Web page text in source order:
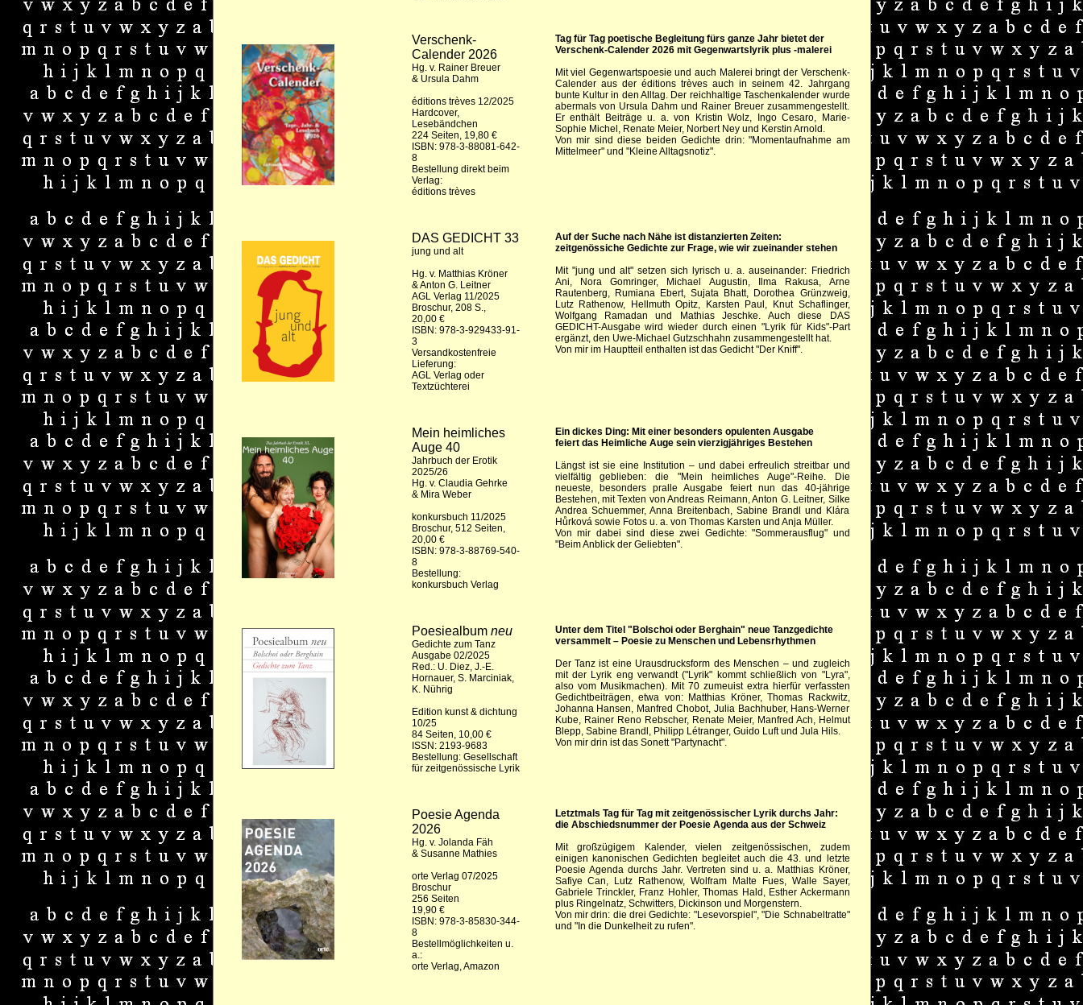
Verschenk-
Calender 2026
Hg. v. Rainer Breuer
& Ursula Dahm
éditions trèves 12/2025
Hardcover,
Lesebändchen
224 Seiten, 19,80 €
ISBN: 978-3-88081-642-
8
Bestellung direkt beim
Verlag:
éditions trèves
Tag für Tag poetische Begleitung fürs ganze Jahr bietet der
Verschenk-Calender 2026 mit Gegenwartslyrik plus -malerei
Mit viel Gegenwartspoesie und auch Malerei bringt der Verschenk-
Calender aus der éditions trèves auch in seinem 42. Jahrgang
bunte Kultur in den Alltag. Der reichhaltige Taschenkalender wurde
abermals von Ursula Dahm und Rainer Breuer zusammengestellt.
Er enthält Beiträge u. a. von Kristin Wolz, Ingo Cesaro, Marie-
Sophie Michel, Renate Meier, Norbert Ney und Kerstin Arnold.
Von mir sind diese beiden Gedichte drin: "Momentaufnahme am
Mittelmeer" und "Kleine Alltagsnotiz".
DAS GEDICHT 33
jung und alt
Hg. v. Matthias Kröner
& Anton G. Leitner
AGL Verlag 11/2025
Broschur, 208 S.,
20,00 €
ISBN: 978-3-929433-91-
3
Versandkostenfreie
Lieferung:
AGL Verlag oder
Textzüchterei
Auf der Suche nach Nähe ist distanzierten Zeiten:
zeitgenössiche Gedichte zur Frage, wie wir zueinander stehen
Mit "jung und alt" setzen sich lyrisch u. a. auseinander: Friedrich
Ani, Nora Gomringer, Michael Augustin, Ilma Rakusa, Arne
Rautenberg, Rumiana Ebert, Sujata Bhatt, Dorothea Grünzweig,
Lutz Rathenow, Hellmuth Opitz, Karsten Paul, Knut Schaflinger,
Wolfgang Ramadan und Mathias Jeschke. Auch diese DAS
GEDICHT-Ausgabe wird wieder durch einen "Lyrik für Kids"-Part
ergänzt, den Uwe-Michael Gutzschhahn zusammengestellt hat.
Von mir im Hauptteil enthalten ist das Gedicht "Der Kniff".
Mein heimliches
Auge 40
Jahrbuch der Erotik
2025/26
Hg. v. Claudia Gehrke
& Mira Weber
konkursbuch 11/2025
Broschur, 512 Seiten,
20,00 €
ISBN: 978-3-88769-540-
8
Bestellung:
konkursbuch Verlag
Ein dickes Ding: Mit einer besonders opulenten Ausgabe
feiert das Heimliche Auge sein vierzigjähriges Bestehen
Längst ist sie eine Institution – und dabei erfreulich streitbar und
vielfältig geblieben: die "Mein heimliches Auge"-Reihe. Die
neueste, besonders pralle Ausgabe feiert nun das 40-jährige
Bestehen, mit Texten von Andreas Reimann, Anton G. Leitner, Silke
Andrea Schuemmer, Anna Breitenbach, Sabine Brandl und Klára
Hůrková sowie Fotos u. a. von Thomas Karsten und Anja Müller.
Von mir dabei sind diese zwei Gedichte: "Sommerausflug" und
"Beim Anblick der Geliebten".
Poesiealbum neu
Gedichte zum Tanz
Ausgabe 02/2025
Red.: U. Diez, J.-E.
Hornauer, S. Marciniak,
K. Nührig
Edition kunst & dichtung
10/25
84 Seiten, 10,00 €
ISSN: 2193-9683
Bestellung: Gesellschaft
für zeitgenössische Lyrik
Unter dem Titel "Bolschoi oder Berghain" neue Tanzgedichte
versammelt – Poesie zu Menschen und Lebensrhythmen
Der Tanz ist eine Urausdrucksform des Menschen – und zugleich
mit der Lyrik eng verwandt ("Lyrik" kommt schließlich von "Lyra",
also vom Musikmachen). Mit 70 zumeuist extra hierfür verfassten
Gedichtbeiträgen, etwa von: Matthias Kröner, Thomas Rackwitz,
Johanna Hansen, Manfred Chobot, Julia Bachhuber, Hans-Werner
Kube, Rainer Reno Rebscher, Renate Meier, Manfred Ach, Helmut
Blepp, Sabine Brandl, Philipp Létranger, Guido Luft und Jula Hils.
Von mir drin ist das Sonett "Partynacht".
Poesie Agenda
2026
Hg. v. Jolanda Fäh
& Susanne Mathies
orte Verlag 07/2025
Broschur
256 Seiten
19,90 €
ISBN: 978-3-85830-344-
8
Bestellmöglichkeiten u.
a.:
orte Verlag,Amazon
Letztmals Tag für Tag mit zeitgenössischer Lyrik durchs Jahr:
die Abschiedsnummer der Poesie Agenda aus der Schweiz
Mit großzügigem Kalender, vielen zeitgenössischen, zudem
einigen kanonischen Gedichten begleitet auch die 43. und letzte
Poesie Agenda durchs Jahr. Vertreten sind u. a. Matthias Kröner,
Safiye Can, Lutz Rathenow, Wolfram Malte Fues, Walle Sayer,
Gabriele Trinckler, Franz Hohler, Thomas Hald, Esther Ackermann
plus Ringelnatz, Schwitters, Dickinson und Morgenstern.
Von mir drin: die drei Gedichte: "Lesevorspiel", "Die Schnabeltratte"
und "In die Dunkelheit zu rufen".